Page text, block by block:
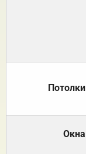
Потолки
Окна